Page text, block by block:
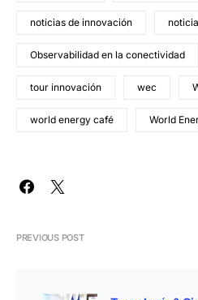
noticias de innovación
Observabilidad en la conectividad
tour innovación wec
world energy café World
PREVIOUS POST